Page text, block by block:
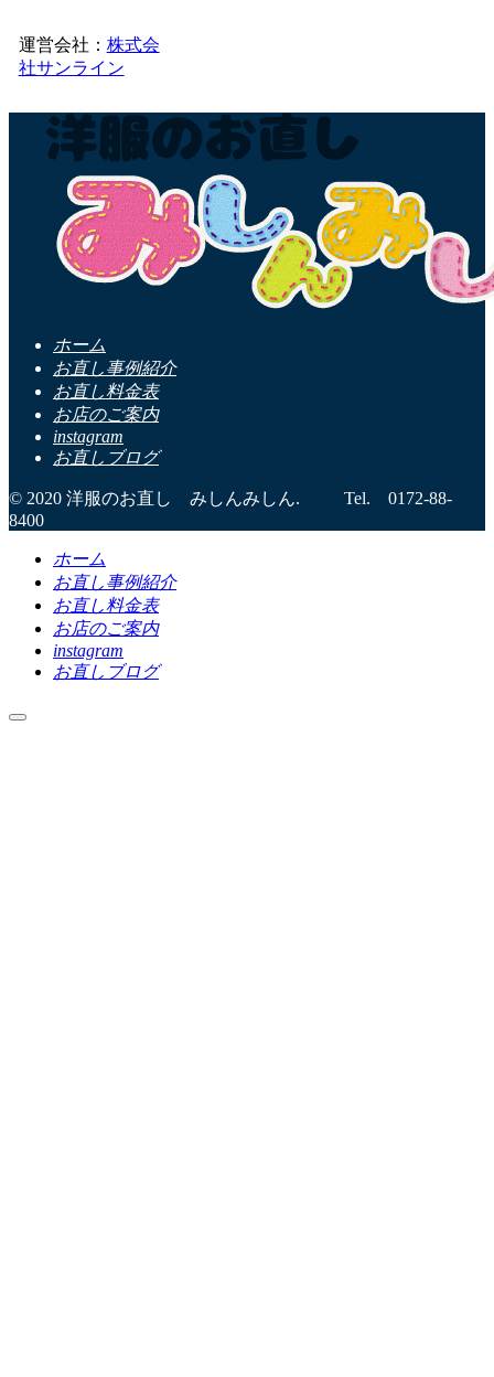
運営会社： 株式会
社サンライン
ホーム
お直し事例紹介
お直し料金表
お店のご案内
instagram
お直しブログ
© 2020 洋服のお直し みしんみしん. Tel. 0172-88-
8400
ホーム
お直し事例紹介
お直し料金表
お店のご案内
instagram
お直しブログ